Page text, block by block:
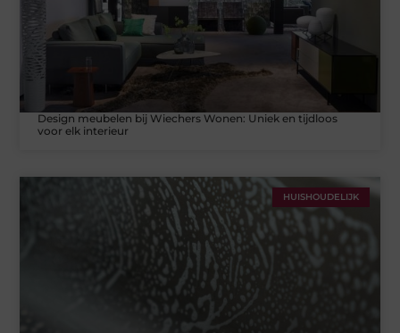
Design meubelen bij Wiechers Wonen: Uniek en tijdloos
voor elk interieur
HUISHOUDELIJK